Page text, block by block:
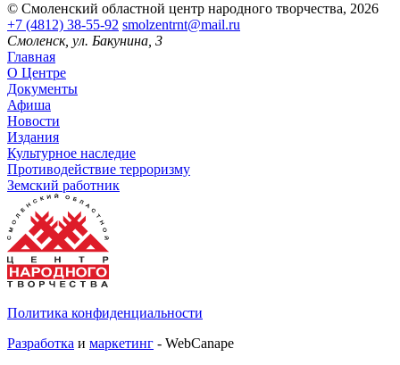
© Смоленский областной центр народного творчества, 2026
+7 (4812) 38-55-92 smolzentrnt@mail.ru
Смоленск, ул. Бакунина, 3
Главная
О Центре
Документы
Афиша
Новости
Издания
Культурное наследие
Противодействие терроризму
Земский работник
Политика конфиденциальности
Разработка и маркетинг - WebCanape